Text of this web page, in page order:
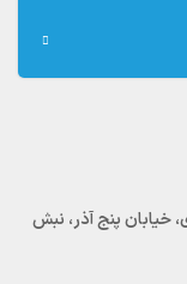
خیابان پنج آذر، نبش